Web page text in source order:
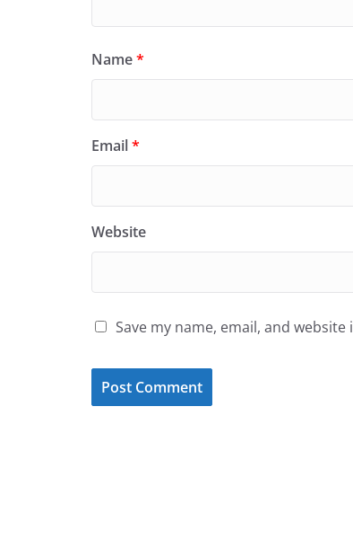
Name*
Email*
Website
Save my name, email, and